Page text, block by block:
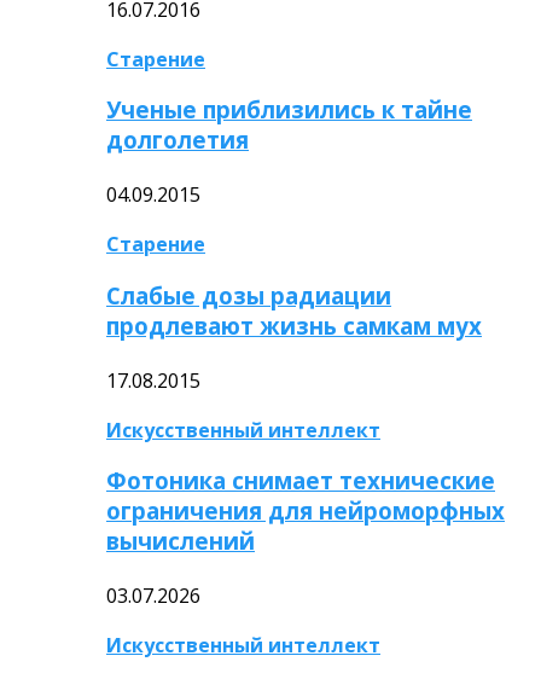
16.07.2016
Старение
Ученые приблизились к тайне
долголетия
04.09.2015
Старение
Слабые дозы радиации
продлевают жизнь самкам мух
17.08.2015
Искусственный интеллект
Фотоника снимает технические
ограничения для нейроморфных
вычислений
03.07.2026
Искусственный интеллект